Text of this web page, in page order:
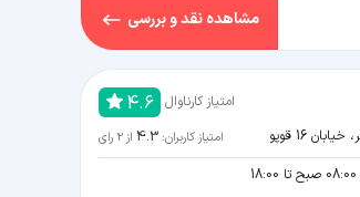
مشاهده نقد و بررسی
امتیاز کارناوال 4.6
امتیاز کاربران: 4.3 از2 رای